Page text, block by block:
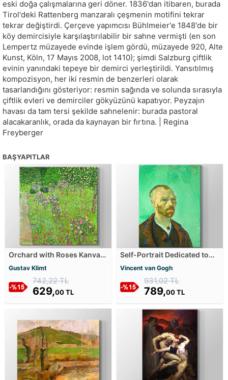
eski doğa çalışmalarına geri döner. 1836'dan itibaren, burada
Tirol'deki Rattenberg manzaralı çeşmenin motifini tekrar
tekrar değiştirdi. Çerçeve yapımcısı Bühlmeier'e 1848'de bir
köy demircisiyle karşılaştırılabilir bir sahne vermişti (en son
Lempertz müzayede evinde işlem gördü, müzayede 920, Alte
Kunst, Köln, 17 Mayıs 2008, lot 1410); şimdi Salzburg çiftlik
evinin yanındaki tepeye bir demirci yerleştirildi. Yansıtılmış
kompozisyon, her iki resmin de benzerleri olarak
tasarlandığını gösteriyor: resmin sağında ve solunda sırasıyla
çiftlik evleri ve demirciler gökyüzünü kapatıyor. Peyzajın
havası da tam tersi şekilde sahnelenir: burada pastoral
alacakaranlık, orada da kaynayan bir fırtına. | Regina
Freyberger
BAŞYAPITLAR
Orchard with Roses Kanvas
Gustav Klimt
742,22 TL
629,00 TL
Self-Portrait Dedicated to
Paul Gauguin Kanvas
Tablosu
Vincent van Gogh
931,02 TL
789,00 TL